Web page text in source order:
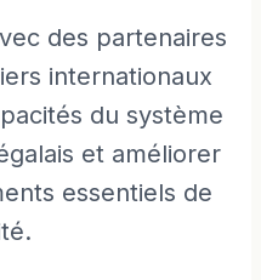
des partenaires
internationaux
du système
et améliorer
essentiels de